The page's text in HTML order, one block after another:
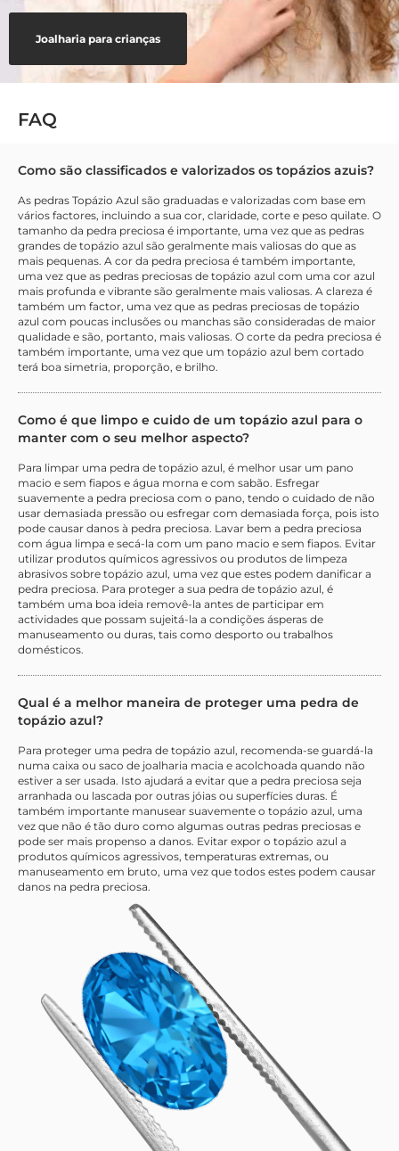
Joalharia para crianças
FAQ
Como são classificados e valorizados os topázios azuis?
As pedras Topázio Azul são graduadas e valorizadas com base em
vários factores, incluindo a sua cor, claridade, corte e peso quilate. O
tamanho da pedra preciosa é importante, uma vez que as pedras
grandes de topázio azul são geralmente mais valiosas do que as
mais pequenas. A cor da pedra preciosa é também importante,
uma vez que as pedras preciosas de topázio azul com uma cor azul
mais profunda e vibrante são geralmente mais valiosas. A clareza é
também um factor, uma vez que as pedras preciosas de topázio
azul com poucas inclusões ou manchas são consideradas de maior
qualidade e são, portanto, mais valiosas. O corte da pedra preciosa é
também importante, uma vez que um topázio azul bem cortado
terá boa simetria, proporção, e brilho.
Como é que limpo e cuido de um topázio azul para o
manter com o seu melhor aspecto?
Para limpar uma pedra de topázio azul, é melhor usar um pano
macio e sem fiapos e água morna e com sabão. Esfregar
suavemente a pedra preciosa com o pano, tendo o cuidado de não
usar demasiada pressão ou esfregar com demasiada força, pois isto
pode causar danos à pedra preciosa. Lavar bem a pedra preciosa
com água limpa e secá-la com um pano macio e sem fiapos. Evitar
utilizar produtos químicos agressivos ou produtos de limpeza
abrasivos sobre topázio azul, uma vez que estes podem danificar a
pedra preciosa. Para proteger a sua pedra de topázio azul, é
também uma boa ideia removê-la antes de participar em
actividades que possam sujeitá-la a condições ásperas de
manuseamento ou duras, tais como desporto ou trabalhos
domésticos.
Qual é a melhor maneira de proteger uma pedra de
topázio azul?
Para proteger uma pedra de topázio azul, recomenda-se guardá-la
numa caixa ou saco de joalharia macia e acolchoada quando não
estiver a ser usada. Isto ajudará a evitar que a pedra preciosa seja
arranhada ou lascada por outras jóias ou superfícies duras. É
também importante manusear suavemente o topázio azul, uma
vez que não é tão duro como algumas outras pedras preciosas e
pode ser mais propenso a danos. Evitar expor o topázio azul a
produtos químicos agressivos, temperaturas extremas, ou
manuseamento em bruto, uma vez que todos estes podem causar
danos na pedra preciosa.